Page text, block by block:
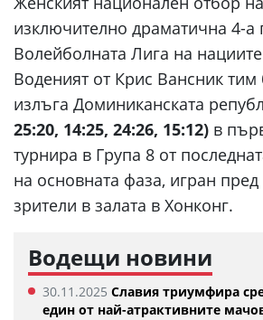
изключително драматична 4-а
Волейболната Лига на
Воденият от Крис Вансник тим
излъга Доминиканската
25:20, 14:25, 24:26, 15:12) в
турнира в Група 8 от
на основната фаза, игран
зрители в залата в Хонконг.
Водещи новини
30.11.2025 Славия триумфира
един от най-атрактивните